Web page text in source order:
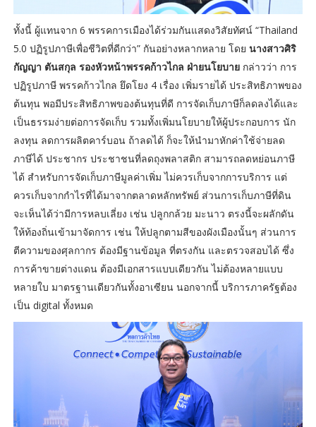
ทั้งนี้ ผู้แทนจาก 6 พรรคการเมืองได้ร่วมกันแสดงวิสัยทัศน์ “Thailand
5.0 ปฏิรูปภาษีเพื่อชีวิตที่ดีกว่า” กันอย่างหลากหลาย โดย นางสาวศิริ
กัญญา ตันสกุล รองหัวหน้าพรรคก้าวไกล ฝ่ายนโยบาย กล่าวว่า การ
ปฏิรูปภาษี พรรคก้าวไกล ยึดโยง 4 เรื่อง เพิ่มรายได้ ประสิทธิภาพของ
ต้นทุน พอมีประสิทธิภาพของต้นทุนที่ดี การจัดเก็บภาษีก็ลดลงได้และ
เป็นธรรมง่ายต่อการจัดเก็บ รวมทั้งเพิ่มนโยบายให้ผู้ประกอบการ นัก
ลงทุน ลดการผลิตคาร์บอน ถ้าลดได้ ก็จะให้นำมาหักค่าใช้จ่ายลด
ภาษีได้ ประชากร ประชาชนที่ลดถุงพลาสติก สามารถลดหย่อนภาษี
ได้ สำหรับการจัดเก็บภาษีมูลค่าเพิ่ม ไม่ควรเก็บจากการบริการ แต่
ควรเก็บจากกำไรที่ได้มาจากตลาดหลักทรัพย์ ส่วนการเก็บภาษีที่ดิน
จะเห็นได้ว่ามีการหลบเลี่ยง เช่น ปลูกกล้วย มะนาว ตรงนี้จะผลักดัน
ให้ท้องถิ่นเข้ามาจัดการ เช่น ให้ปลูกตามสีของผังเมืองนั้นๆ ส่วนการ
ตีความของศุลกากร ต้องมีฐานข้อมูล ที่ตรงกัน และตรวจสอบได้ ซึ่ง
การค้าขายต่างแดน ต้องมีเอกสารแบบเดียวกัน ไม่ต้องหลายแบบ
หลายใบ มาตรฐานเดียวกันทั้งอาเซียน นอกจากนี้ บริการภาครัฐต้อง
เป็น digital ทั้งหมด